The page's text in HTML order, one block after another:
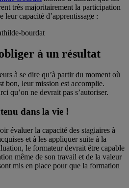
très majoritairement la participation
leur capacité d’apprentissage :
à un résultat
à se dire qu’à partir du moment où
bon, leur mission est accomplie.
qu’on ne devrait pas s’autoriser.
dans la vie !
évaluer la capacité des stagiaires à
et à les appliquer suite à la
le formateur devrait être capable
même de son travail et de la valeur
mis en place pour que la formation